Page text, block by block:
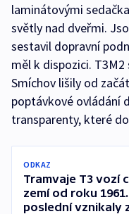
laminátovými
světly nad dveřmi.
sestavil dopravní
měl k dispozici.
Smíchov lišily od
poptávkové ovládání
transparenty, které
ODKAZ
Tramvaje T3 vozí
zemí od roku
poslední vznikaly